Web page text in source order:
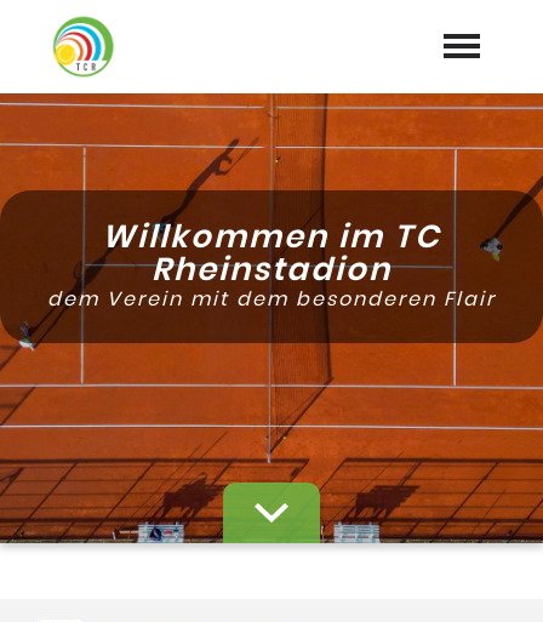
Home
Tennis expand_more
Training
Club expand_more
Galerie
Mitglied werden
Downloads
Willkommen im TC
Rheinstadion
dem Verein mit dem besonderen Flair